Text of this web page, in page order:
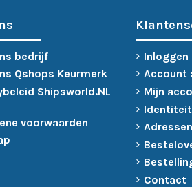
bedrijf
Qshops Keurmerk
Shipsworld.NL
voorwaarden
Inloggen
Account
Mijn
Identiteit
Adressen
Contact